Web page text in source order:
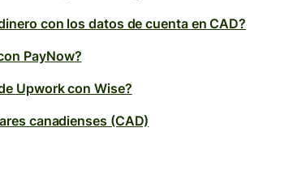
con los datos de cuenta en CAD?
PayNow?
Upwork con Wise?
canadienses (CAD)